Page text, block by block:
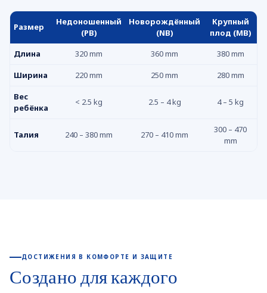
Размер
Недоношенный
(PB)
Новорождённый
(NB)
Крупный
плод (MB)
Длина
320 mm 360 mm
380 mm
Ширина
220 mm 250 mm
280 mm
Вес
ребёнка
< 2.5 kg 2.5 – 4 kg 4 – 5 kg
Талия 240 – 380 mm 270 – 410 mm
300 – 470
mm
ДОСТИЖЕНИЯ В КОМФОРТЕ И ЗАЩИТЕ
Создано для каждого